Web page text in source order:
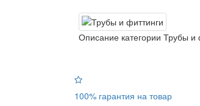
Описание категории Трубы и
100% гарантия на товар